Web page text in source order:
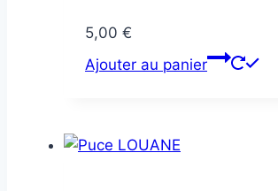
5,00 €
Ajouter au panier